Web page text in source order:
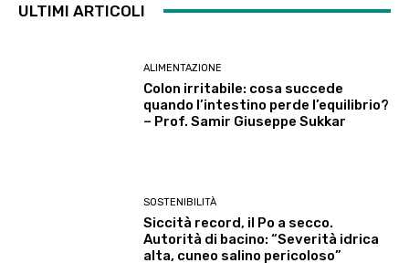
ULTIMI ARTICOLI
ALIMENTAZIONE
Colon irritabile: cosa succede
quando l’intestino perde l’equilibrio?
– Prof. Samir Giuseppe Sukkar
SOSTENIBILITÀ
Siccità record, il Po a secco.
Autorità di bacino: “Severità idrica
alta, cuneo salino pericoloso”